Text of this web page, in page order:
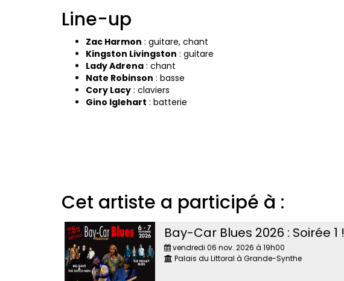
Line-up
Zac Harmon : guitare, chant
Kingston Livingston : guitare
Lady Adrena : chant
Nate Robinson : basse
Cory Lacy : claviers
Gino Iglehart : batterie
Cet artiste a participé à :
Bay-Car Blues 2026 : Soirée 1 !
vendredi 06 nov. 2026 à 19h00
Palais du Littoral à Grande-Synthe